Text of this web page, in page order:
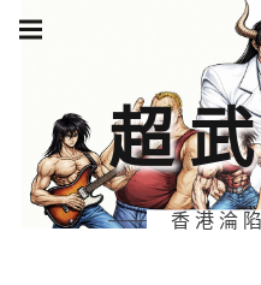
Skip
超
香港淪
navigation